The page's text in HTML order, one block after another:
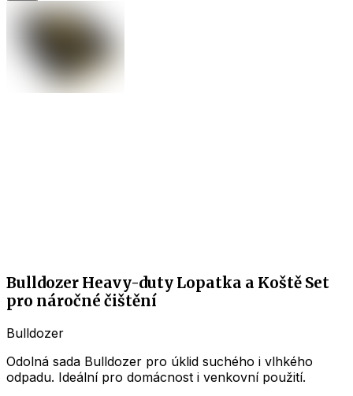
Bulldozer Heavy-duty Lopatka a Koště Set
pro náročné čištění
Bulldozer
Odolná sada Bulldozer pro úklid suchého i vlhkého
odpadu. Ideální pro domácnost i venkovní použití.